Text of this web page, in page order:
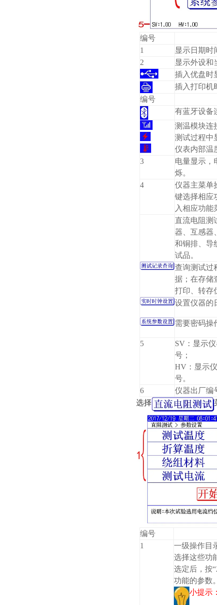
编号
1
显示日期时
2
显示外设和
插入优盘时
插入打印机
编号
有蓝牙设备
测温模块连
测试过程中
仪表内部温
3
电量显示，
烁。
4
仪器主菜单
键选择相应
入相应功能
直流电阻测
器、互感器
和铜排、导
试品。
查询测试过
据；在存储
打印、转存
设置仪器的
需要密码操
5
SV：显示
号；
HV：显示
号。
6
仪器出厂编
选择
编号
1
一级操作目
选择这些功
选定后，按
功能的参数
小提示